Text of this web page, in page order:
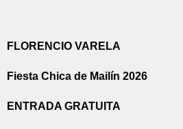
FLORENCIO VARELA
Fiesta Chica de Mailín 2026
ENTRADA GRATUITA